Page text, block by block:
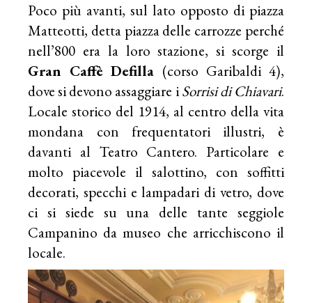
Poco più avanti, sul lato opposto di piazza
Matteotti, detta piazza delle carrozze perché
nell’800 era la loro stazione, si scorge il
Gran Caffè Defilla (corso Garibaldi 4),
dove si devono assaggiare iSorrisi di Chiavari.
Locale storico del 1914, al centro della vita
mondana con frequentatori illustri, è
davanti al Teatro Cantero. Particolare e
molto piacevole il salottino, con soffitti
decorati, specchi e lampadari di vetro, dove
ci si siede su una delle tante seggiole
Campanino da museo che arricchiscono il
locale.